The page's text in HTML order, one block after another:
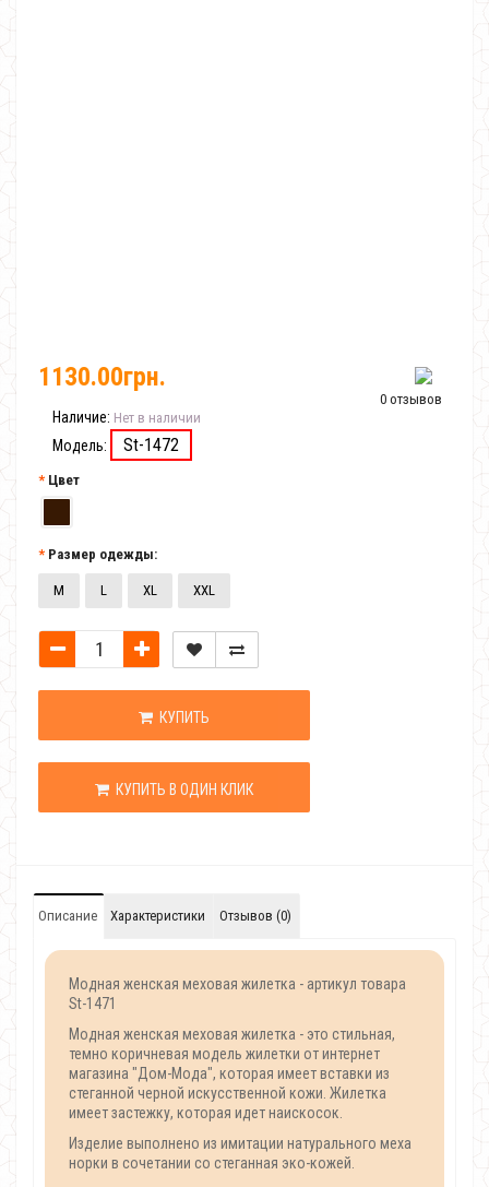
0 отзывов
1130.00грн.
Наличие: Нет в наличии
Модель: St-1472
Цвет
Размер одежды:
M L XL XXL
КУПИТЬ
КУПИТЬ В ОДИН КЛИК
Описание Характеристики Отзывов (0)
Модная женская меховая жилетка - артикул товара
St-1471
Модная женская меховая жилетка - это стильная,
темно коричневая модель жилетки от интернет
магазина "Дом-Мода", которая имеет вставки из
стеганной черной искусственной кожи. Жилетка
имеет застежку, которая идет наискосок.
Изделие выполнено из имитации натурального меха
норки в сочетании со стеганная эко-кожей.